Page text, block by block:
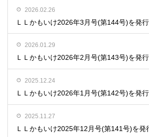
2026.02.26
ＬＬかもいけ2026年3月号(第144号)を発行
2026.01.29
ＬＬかもいけ2026年2月号(第143号)を発行
2025.12.24
ＬＬかもいけ2026年1月号(第142号)を発行
2025.11.27
ＬＬかもいけ2025年12月号(第141号)を発